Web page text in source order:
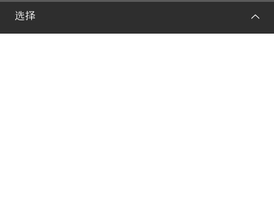
选择
康乐及文化事务署
康文署辖下其他博物馆